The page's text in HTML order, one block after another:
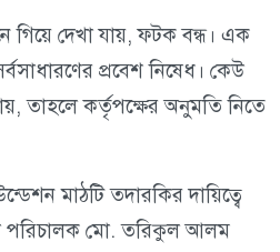
গিয়ে দেখা যায়, ফটক বন্ধ। এক
প্রবেশ নিষেধ। কেউ
তাহলে কর্তৃপক্ষের অনুমতি নিতে
মাঠটি তদারকির দায়িত্বে
পরিচালক মো. তরিকুল আলম